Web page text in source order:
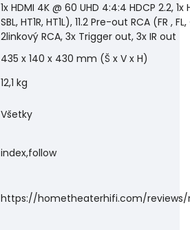
1x HDMI 4K @ 60 UHD 4:4:4 HDCP 2.2,
SBL, HT1R, HT1L), 11.2 Pre-out RCA (FR ,
2linkový RCA, 3x Trigger out, 3x IR out
435 x 140 x 430 mm (Š x V x H)
12,1 kg
Všetky
index,follow
https://hometheaterhifi.com/